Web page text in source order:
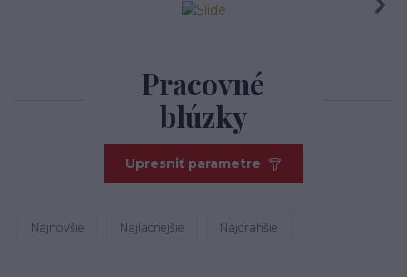
Pracovné
blúzky
Upresniť parametre
Najnovšie Najlacnejšie Najdrahšie